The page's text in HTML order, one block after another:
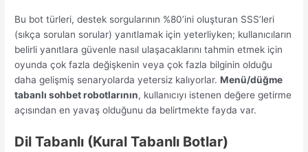
Bu bot türleri, destek sorgularının %80’ini oluşturan SSS’leri
(sıkça sorulan sorular) yanıtlamak için yeterliyken; kullanıcıların
belirli yanıtlara güvenle nasıl ulaşacaklarını tahmin etmek için
oyunda çok fazla değişkenin veya çok fazla bilginin olduğu
daha gelişmiş senaryolarda yetersiz kalıyorlar.Menü/düğme
tabanlı sohbet robotlarının, kullanıcıyı istenen değere getirme
açısından en yavaş olduğunu da belirtmekte fayda var.
Dil Tabanlı (Kural Tabanlı Botlar)